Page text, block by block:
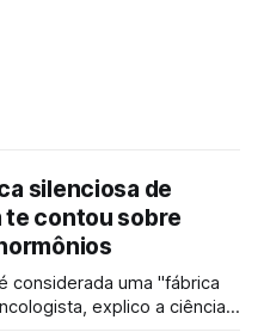
silenciosa de
te contou sobre
considerada uma "fábrica
explico a ciência